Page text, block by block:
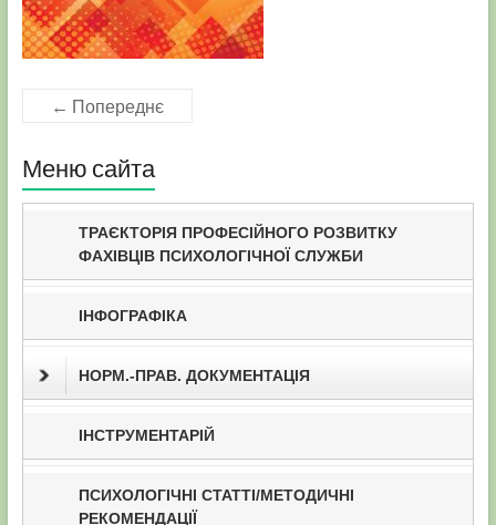
← Попереднє
Меню сайта
ТРАЄКТОРІЯ ПРОФЕСІЙНОГО РОЗВИТКУ
ФАХІВЦІВ ПСИХОЛОГІЧНОЇ СЛУЖБИ
ІНФОГРАФІКА
НОРМ.-ПРАВ. ДОКУМЕНТАЦІЯ
ІНСТРУМЕНТАРІЙ
ПСИХОЛОГІЧНІ СТАТТІ/МЕТОДИЧНІ
РЕКОМЕНДАЦІЇ